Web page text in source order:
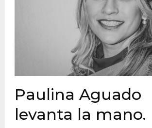
Paulina Aguado
levanta la mano.